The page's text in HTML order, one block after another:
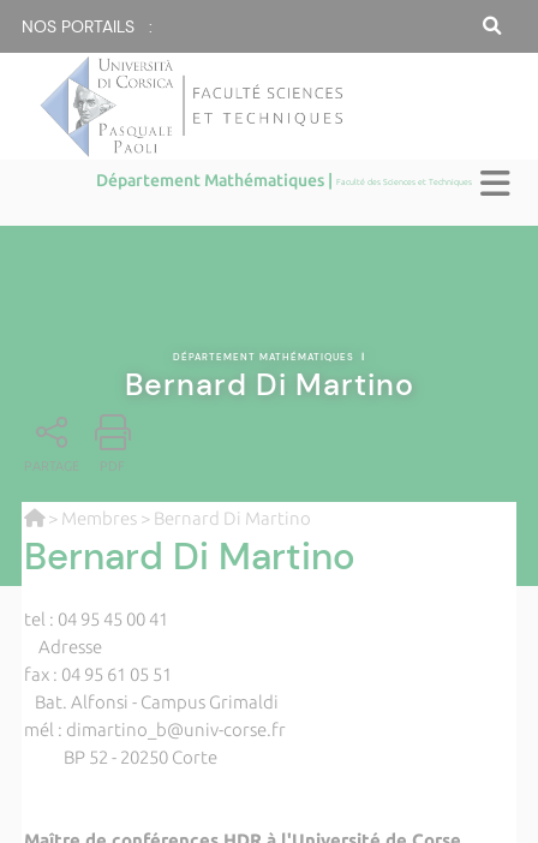
NOS PORTAILS :
Département Mathématiques |Faculté des Sciences et Techniques
DÉPARTEMENT MATHÉMATIQUES |
Bernard Di Martino
PARTAGE PDF
> Membres> Bernard Di Martino
Bernard Di Martino
tel : 04 95 45 00 41
Adresse
fax : 04 95 61 05 51
Bat. Alfonsi - Campus Grimaldi
mél : dimartino_b@univ-corse.fr
BP 52 - 20250 Corte